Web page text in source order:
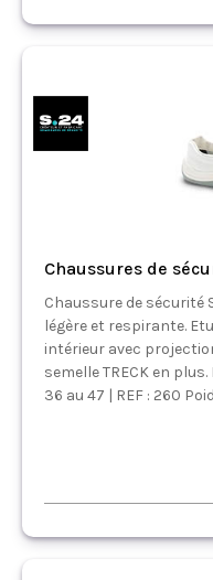
Chaussures de
Chaussure de sécurité
légère et respirante.
intérieur avec
semelle TRECK en
36 au 47 | REF : 260